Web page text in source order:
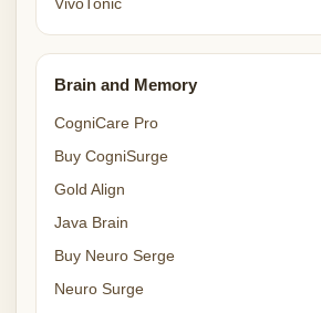
VivoTonic
Brain and Memory
CogniCare Pro
Buy CogniSurge
Gold Align
Java Brain
Buy Neuro Serge
Neuro Surge